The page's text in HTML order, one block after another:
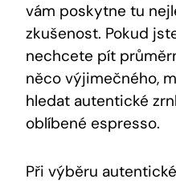
vám poskytne tu
zkušenost. Pokud
nechcete pít
něco výjimečného,
hledat autentické
oblíbené espresso.
Při výběru